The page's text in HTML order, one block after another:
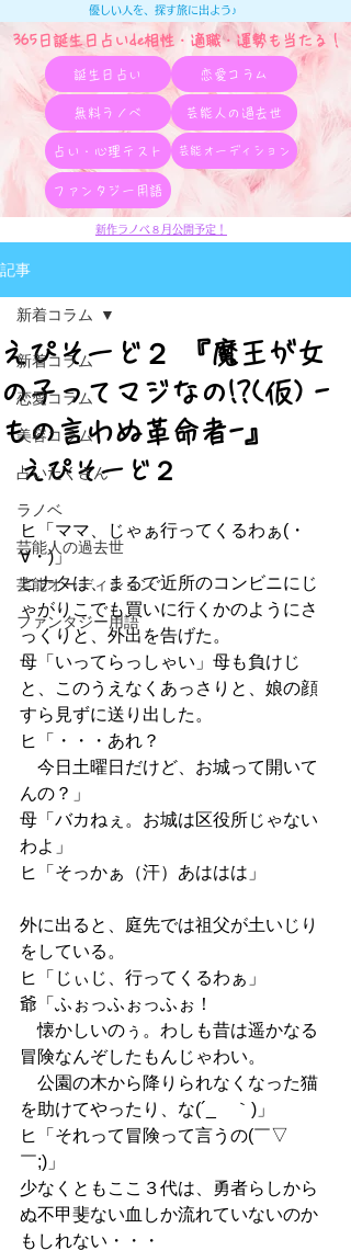
365日誕生日占いde相性・適職・​運勢も当たる！
優しい人を、探す旅に出よう♪
誕生日占い 恋愛コラム
無料ラノベ 芸能人の過去世
占い・心理テスト 芸能オーディション
ファンタジー用語
新作ラノベ８月公開予定！
記事
新着コラム
恋愛コラム
美容コラム
占いたくさん
ラノベ
芸能人の過去世
芸能オーディション
ファンタジー用語
新着コラム
えぴそーど２ 『魔王が女
の子ってマジなの!?(仮) -
もの言わぬ革命者-』
えぴそーど２
ヒ「ママ、じゃぁ行ってくるわぁ(・
∀・)」
ヒナタは、まるで近所のコンビニにじ
ゃがりこでも買いに行くかのようにさ
っくりと、外出を告げた。
母「いってらっしゃい」母も負けじ
と、このうえなくあっさりと、娘の顔
すら見ずに送り出した。
ヒ「・・・あれ？
今日土曜日だけど、お城って開いて
んの？」
母「バカねぇ。お城は区役所じゃない
わよ」
ヒ「そっかぁ（汗）あははは」
外に出ると、庭先では祖父が土いじり
をしている。
ヒ「じぃじ、行ってくるわぁ」
爺「ふぉっふぉっふぉ！
懐かしいのぅ。わしも昔は遥かなる
冒険なんぞしたもんじゃわい。
公園の木から降りられなくなった猫
を助けてやったり、な(´_ゝ｀)」
ヒ「それって冒険って言うの(￣▽
￣;)」
少なくともここ３代は、勇者らしから
ぬ不甲斐ない血しか流れていないのか
もしれない・・・